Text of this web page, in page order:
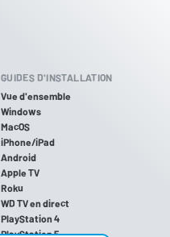
GUIDES D'INSTALLATION
Vue d'ensemble
Windows
MacOS
iPhone/iPad
Android
Apple TV
Roku
WD TV en direct
PlayStation 4
PlayStation 5